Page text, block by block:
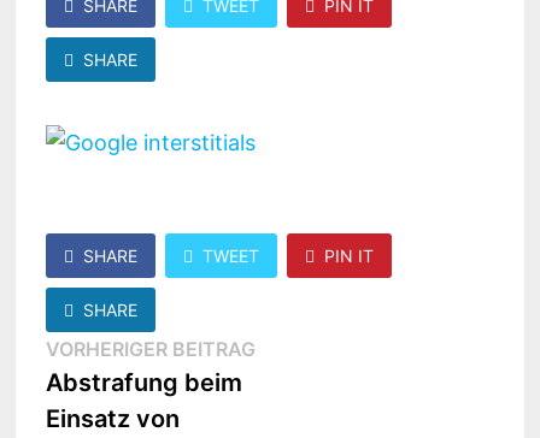
SHARE TWEET PIN IT
SHARE
SHARE TWEET PIN IT
SHARE
Beitragsnavigation
VORHERIGER BEITRAGVorheriger
Abstrafung beim
Einsatz von